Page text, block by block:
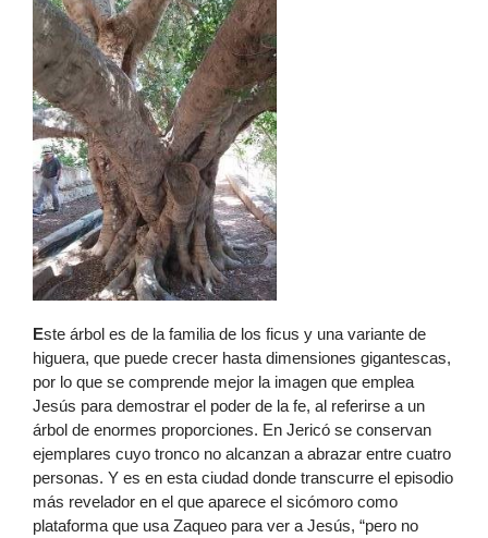
Este árbol es de la familia de los ficus y una variante de
higuera, que puede crecer hasta dimensiones gigantescas,
por lo que se comprende mejor la imagen que emplea
Jesús para demostrar el poder de la fe, al referirse a un
árbol de enormes proporciones. En Jericó se conservan
ejemplares cuyo tronco no alcanzan a abrazar entre cuatro
personas. Y es en esta ciudad donde transcurre el episodio
más revelador en el que aparece el sicómoro como
plataforma que usa Zaqueo para ver a Jesús, “pero no